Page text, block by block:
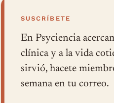
SUSCRÍBETE
En Psyciencia
clínica y a la vida
sirvió, hacete
semana en tu correo.